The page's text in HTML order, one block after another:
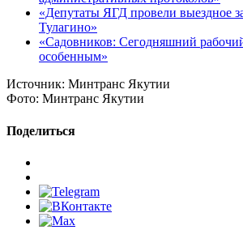
«Депутаты ЯГД провели выездное
Тулагино»
«Садовников: Сегодняшний
особенным»
Источник: Минтранс Якутии
Фото: Минтранс Якутии
Поделиться